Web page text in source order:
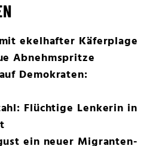
ekelhafter Käferplage
Abnehmspritze
Demokraten:
Flüchtige Lenkerin in
ein neuer Migranten-